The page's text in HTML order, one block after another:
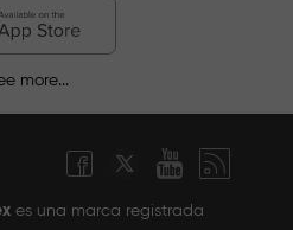
more...
es una marca registrada